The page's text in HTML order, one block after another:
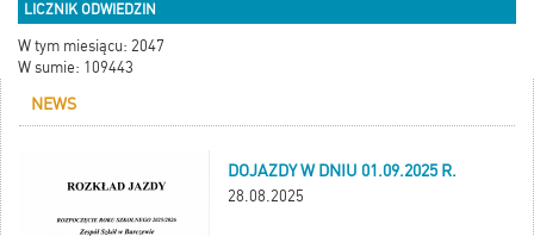
LICZNIK ODWIEDZIN
W tym miesiącu: 2047
W sumie: 109443
NEWS
DOJAZDY W DNIU 01.09.2025 R.
28.08.2025